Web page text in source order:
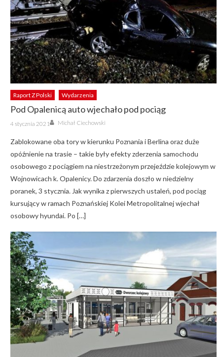
Raport Z Polski Wydarzenia
Pod Opalenicą auto wjechało pod pociąg
Posted
on
4 stycznia 2021 Author
Michał Ciechowski
Zablokowane oba tory w kierunku Poznania i Berlina oraz duże
opóźnienie na trasie – takie były efekty zderzenia samochodu
osobowego z pociągiem na niestrzeżonym przejeździe kolejowym w
Wojnowicach k. Opalenicy. Do zdarzenia doszło w niedzielny
poranek, 3 stycznia. Jak wynika z pierwszych ustaleń, pod pociąg
kursujący w ramach Poznańskiej Kolei Metropolitalnej wjechał
osobowy hyundai. Po […]